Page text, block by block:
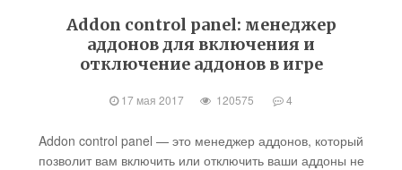
Addon control panel: менеджер
аддонов для включения и
отключение аддонов в игре
17 мая 2017 120575 4
Addon control panel — это менеджер аддонов, который
позволит вам включить или отключить ваши аддоны не